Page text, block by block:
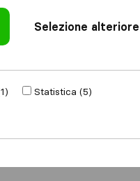
Selezione alteriore
Statistica (5)